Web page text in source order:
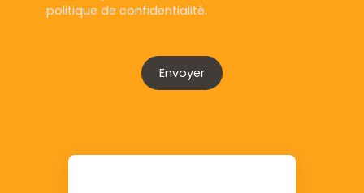
politique de confidentialité.
Envoyer